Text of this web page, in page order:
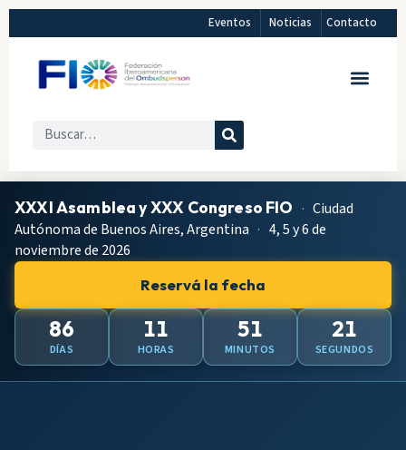
Eventos Noticias Contacto
XXXI Asamblea y XXX Congreso FIO · Ciudad
Autónoma de Buenos Aires, Argentina · 4, 5 y 6 de
noviembre de 2026
Reservá la fecha
86
DÍAS
11
HORAS
51
MINUTOS
19
SEGUNDOS